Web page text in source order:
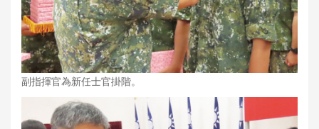
副指揮官為新任士官掛階。